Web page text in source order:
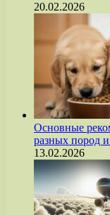
20.02.2026
Основные
разных пород
13.02.2026